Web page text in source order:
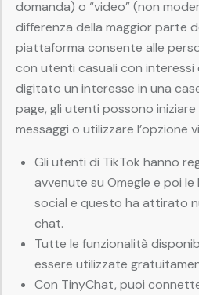
domanda) o “video” (non
differenza della maggior parte
piattaforma consente alle
con utenti casuali con interessi
digitato un interesse in una
page, gli utenti possono
messaggi o utilizzare l’opzione
Gli utenti di TikTok hanno
avvenute su Omegle e poi
social e questo ha attirato
chat.
Tutte le funzionalità
essere utilizzate
Con TinyChat, puoi